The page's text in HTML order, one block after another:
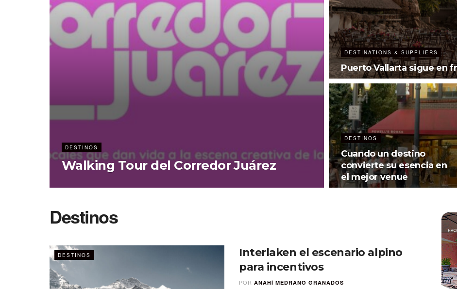
DESTINOS
Walking Tour del Corredor Juárez
DESTINATIONS & SUPPLIERS
Puerto Vallarta sigue en
DESTINOS
Cuando un destino
convierte su esencia en
el mejor venue
Destinos
DESTINOS
Interlaken el escenario alpino
para incentivos
POR ANAHÍ MEDRANO GRANADOS